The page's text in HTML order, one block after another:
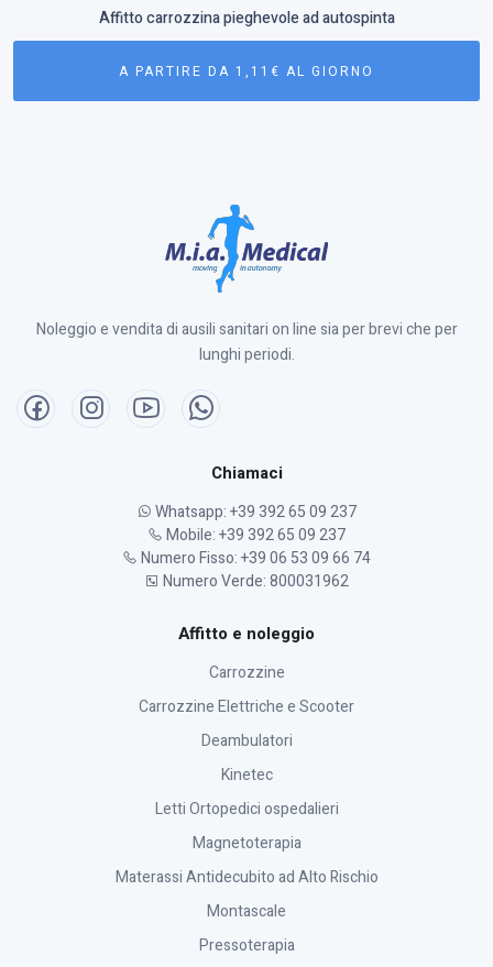
Affitto carrozzina pieghevole ad autospinta
A PARTIRE DA 1,11€ AL GIORNO
Noleggio e vendita di ausili sanitari on line sia per brevi che per
lunghi periodi.
Chiamaci
Whatsapp: +39 392 65 09 237
Mobile: +39 392 65 09 237
Numero Fisso: +39 06 53 09 66 74
Numero Verde: 800031962
Affitto e noleggio
Carrozzine
Carrozzine Elettriche e Scooter
Deambulatori
Kinetec
Letti Ortopedici ospedalieri
Magnetoterapia
Materassi Antidecubito ad Alto Rischio
Montascale
Pressoterapia